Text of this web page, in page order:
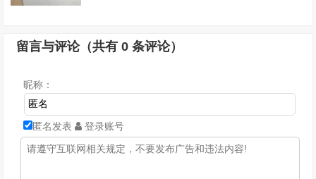
留言与评论（共有0 条评论）
昵称：
匿名发表 登录账号